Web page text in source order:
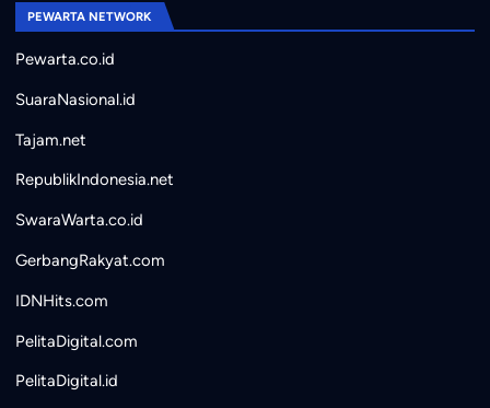
PEWARTA NETWORK
Pewarta.co.id
SuaraNasional.id
Tajam.net
RepublikIndonesia.net
SwaraWarta.co.id
GerbangRakyat.com
IDNHits.com
PelitaDigital.com
PelitaDigital.id